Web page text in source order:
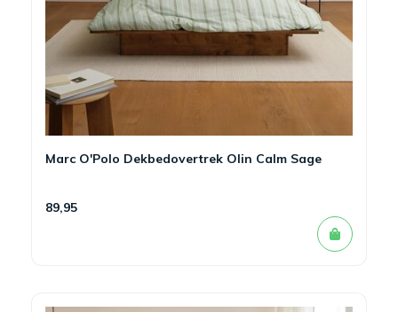
Marc O'Polo Dekbedovertrek Olin Calm Sage
89,95